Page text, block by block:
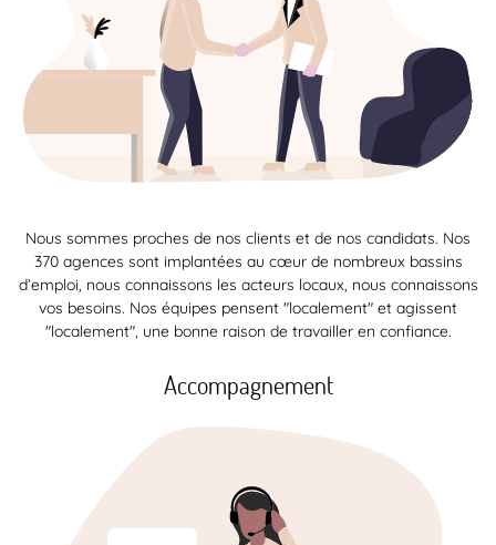
Nous sommes proches de nos clients et de nos candidats. Nos
370 agences sont implantées au cœur de nombreux bassins
d’emploi, nous connaissons les acteurs locaux, nous connaissons
vos besoins. Nos équipes pensent "localement" et agissent
"localement", une bonne raison de travailler en confiance.
Accompagnement